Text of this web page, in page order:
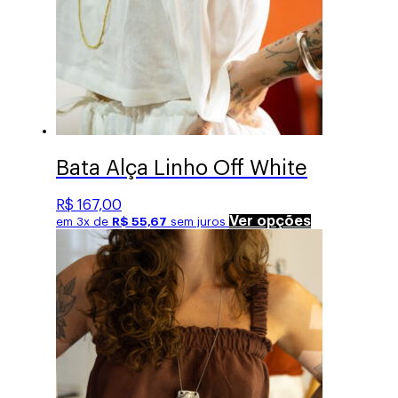
Bata Alça Linho Off White
R$ 167,00
em 3x de R$ 55,67 sem juros Ver opçõesEste
As
opções
podem
ser
escolhidas
na